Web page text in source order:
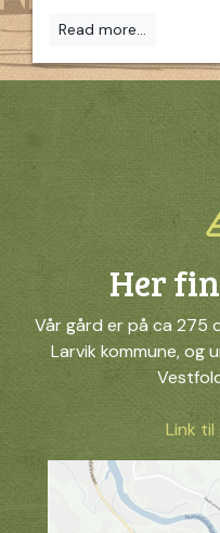
Read more...
Her
Vår gård er på ca 275
Larvik kommune, og
Link til